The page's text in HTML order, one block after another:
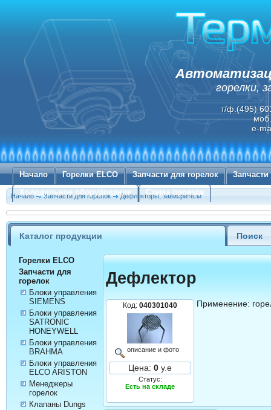
горелки,
т/ф.(495)
e-
Начало Горелки ELCO Запчасти для горелок
Холодильное оборудование
Схема проезда
Начало Запчасти для горелок Дефлекторы, завихрители
Каталог продукции Поиск
Горелки ELCO
Запчасти для
горелок
Блоки управления
SIEMENS
Блоки управления
SATRONIC
HONEYWELL
Блоки управления
BRAHMA
Блоки управления
ELCO ARISTON
Менеджеры
горелок
Клапаны Dungs
Дефлектор
Код:040301040
описание и фото
Цена: 0 у.е
Статус:
Есть на складе
Применение: